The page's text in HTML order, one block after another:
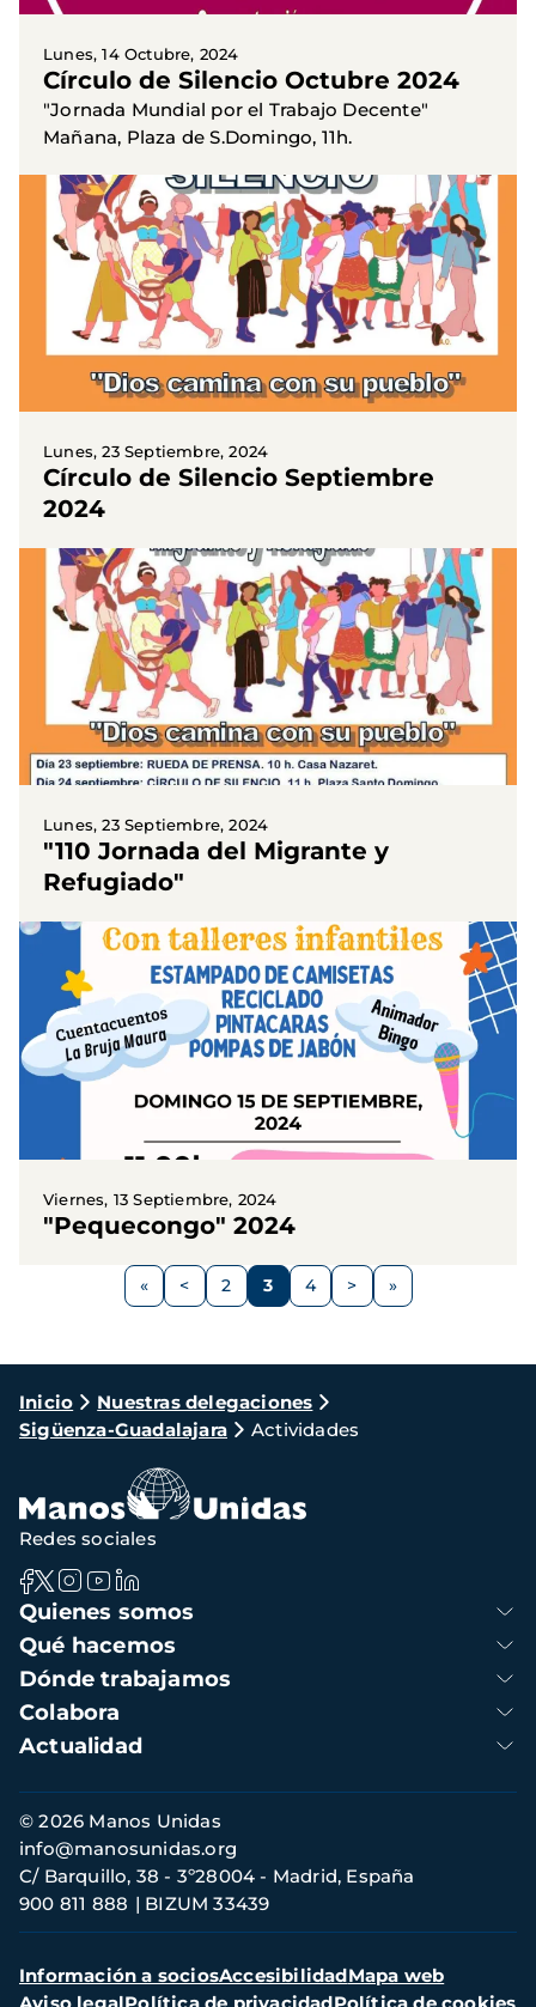
Lunes, 14 Octubre, 2024
Círculo de Silencio Octubre 2024
"Jornada Mundial por el Trabajo Decente"
Mañana, Plaza de S.Domingo, 11h.
Lunes, 23 Septiembre, 2024
Círculo de Silencio Septiembre
2024
Lunes, 23 Septiembre, 2024
"110 Jornada del Migrante y
Refugiado"
Viernes, 13 Septiembre, 2024
"Pequecongo" 2024
Paginación
Página
< Página
2 Página
3 Página
4
Siguiente
>
Ruta
de
navegación
Inicio
Nuestras delegaciones
Sigüenza-Guadalajara
Actividades
Navegación
principal
Quienes somos
Qué hacemos
Dónde trabajamos
Colabora
Actualidad
Redes sociales
Información
de
contacto
© 2026 Manos Unidas
C/ Barquillo, 38 - 3º28004 - Madrid, España
900 811 888
BIZUM 33439
info@manosunidas.org
Menú
secundario
Información a sociosAccesibilidadMapa web